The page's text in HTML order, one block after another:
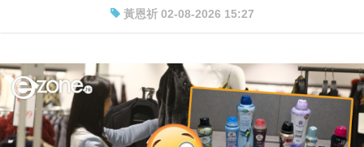
黃恩祈 02-08-2026 15:27